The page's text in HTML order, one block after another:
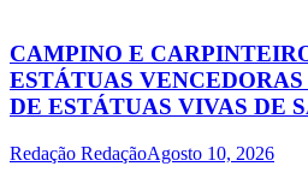
CAMPINO E
ESTÁTUAS
DE ESTÁTUAS VIVAS DE
Redação RedaçãoAgosto 10, 2026